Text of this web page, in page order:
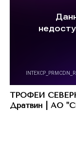
ТРОФЕИ
Дратвин | АО